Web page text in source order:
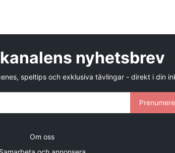
nyhetsbrev
speltips och exklusiva tävlingar - direkt i din
Om oss